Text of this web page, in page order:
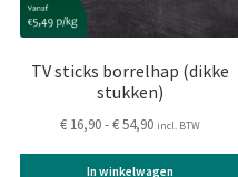
TV sticks borrelhap (dikke
stukken)
€ 16,90-€54,90Prijsklasse:
tot
incl. BTW
In winkelwagen
gekozen
worden
op